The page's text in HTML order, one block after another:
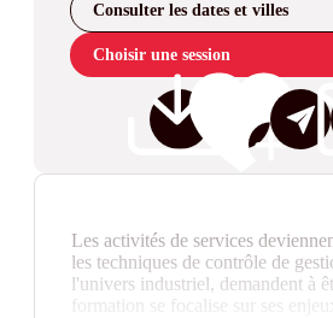
Consulter les dates et villes
Choisir une session
Les activités de services
les techniques de contrôle de
l'univers industriel, demandent à
formation se focalise sur ses